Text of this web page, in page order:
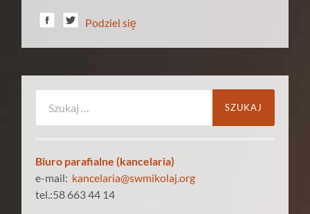
Podziel się
Biuro parafialne (kancelaria)
e-mail: kancelaria@swmikolaj.org
tel.:58 663 44 14